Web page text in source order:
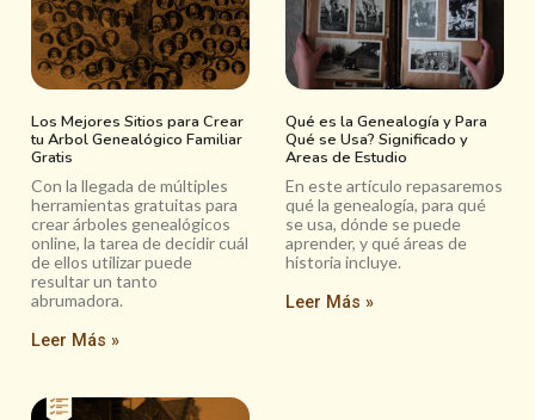
Los Mejores Sitios para Crear
tu Arbol Genealógico Familiar
Gratis
Con la llegada de múltiples
herramientas gratuitas para
crear árboles genealógicos
online, la tarea de decidir cuál
de ellos utilizar puede
resultar un tanto
abrumadora.
Leer Más »
Qué es la Genealogía y Para
Qué se Usa? Significado y
Areas de Estudio
En este artículo repasaremos
qué la genealogía, para qué
se usa, dónde se puede
aprender, y qué áreas de
historia incluye.
Leer Más »